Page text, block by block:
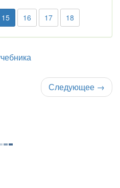
15 16 17 18
Следующее →